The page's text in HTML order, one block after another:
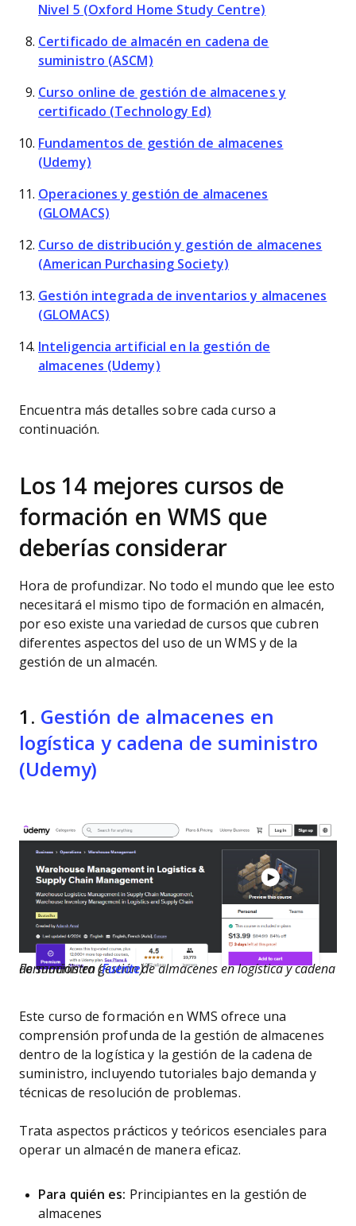
Nivel 5 (Oxford Home Study Centre)
Certificado de almacén en cadena de
suministro (ASCM)
Curso online de gestión de almacenes y
certificado (Technology Ed)
Fundamentos de gestión de almacenes
(Udemy)
Operaciones y gestión de almacenes
(GLOMACS)
Curso de distribución y gestión de almacenes
(American Purchasing Society)
Gestión integrada de inventarios y almacenes
(GLOMACS)
Inteligencia artificial en la gestión de
almacenes (Udemy)
Encuentra más detalles sobre cada curso a
continuación.
Los 14 mejores cursos de
formación en WMS que
deberías considerar
Hora de profundizar. No todo el mundo que lee esto
necesitará el mismo tipo de formación en almacén,
por eso existe una variedad de cursos que cubren
diferentes aspectos del uso de un WMS y de la
gestión de un almacén.
1. Gestión de almacenes en
logística y cadena de suministro
(Udemy)
Formación en gestión de almacenes en logística y cadena de suministro (Fuente)
Este curso de formación en WMS ofrece una
comprensión profunda de la gestión de almacenes
dentro de la logística y la gestión de la cadena de
suministro, incluyendo tutoriales bajo demanda y
técnicas de resolución de problemas.
Trata aspectos prácticos y teóricos esenciales para
operar un almacén de manera eficaz.
Para quién es: Principiantes en la gestión de
almacenes